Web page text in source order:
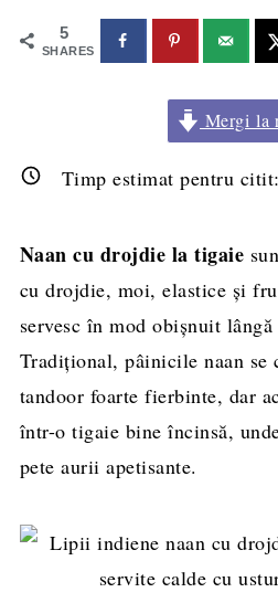
5
SHARES
Mergi la
Timp estimat pentru citit:
Naan cu drojdie la tigaie
cu drojdie, moi, elastice și
servesc în mod obișnuit
Tradițional, pâinicile naan se
tandoor foarte fierbinte, dar
într-o tigaie bine încinsă,
pete aurii apetisante.